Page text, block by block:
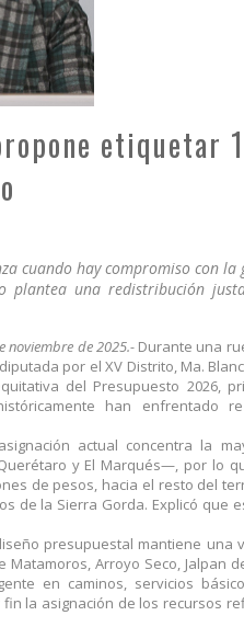
cuando hay compromiso con la
plantea una redistribución
noviembre de 2025.-Durante una
por el XV Distrito, Ma.
del Presupuesto 2026,
han enfrentado
actual concentra la
y El Marqués—, por lo
de pesos, hacia el resto del
de la Sierra Gorda. Explicó que
presupuestal mantiene
Matamoros, Arroyo Seco, Jalpan
en caminos, servicios
fin la asignación de los recursos